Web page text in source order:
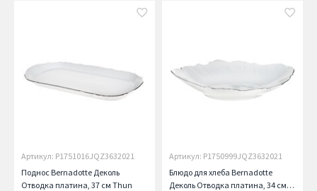
Артикул: P1751016JQZ3632021
Поднос Bernadotte Деколь
Отводка платина, 37 см Thun
Артикул: P1750999JQZ3632021
Блюдо для хлеба Bernadotte
Деколь Отводка платина, 34 см